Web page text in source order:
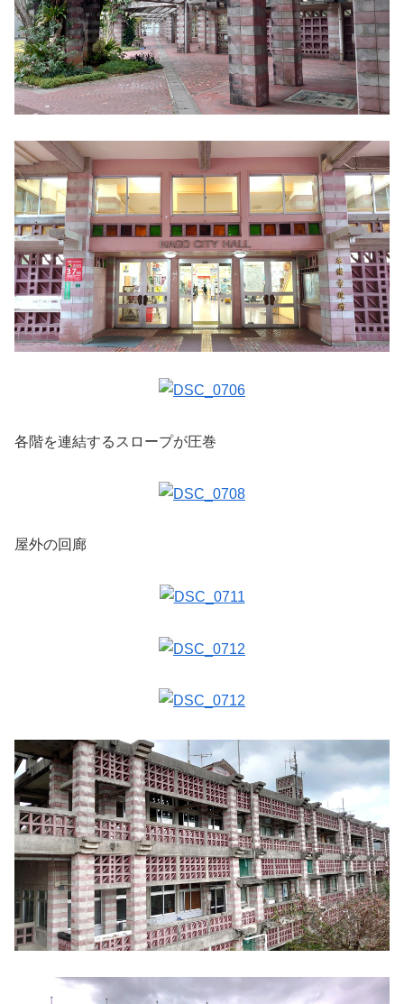
各階を連結するスロープが圧巻
屋外の回廊